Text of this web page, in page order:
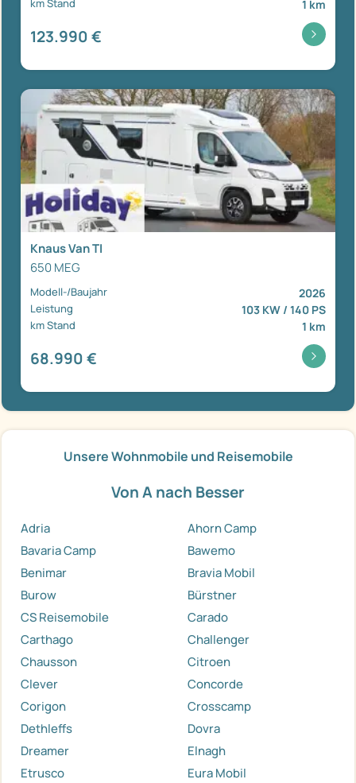
km Stand 1 km
123.990 €
Knaus Van TI
650 MEG
Modell-/Baujahr 2026
Leistung 103 KW / 140 PS
km Stand 1 km
68.990 €
Unsere Wohnmobile und Reisemobile
Von A nach Besser
Adria
Ahorn Camp
Bavaria Camp
Bawemo
Benimar
Bravia Mobil
Burow
Bürstner
CS Reisemobile
Carado
Carthago
Challenger
Chausson
Citroen
Clever
Concorde
Corigon
Crosscamp
Dethleffs
Dovra
Dreamer
Elnagh
Etrusco
Eura Mobil